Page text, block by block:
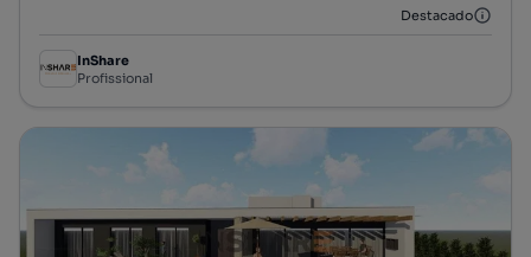
Destacado
InShare
Profissional